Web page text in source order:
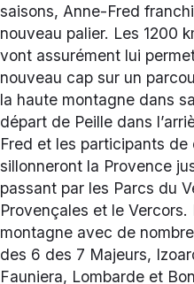
saisons, Anne-Fred
nouveau palier. Les 1200
vont assurément lui
nouveau cap sur un
la haute montagne dans
départ de Peille dans
Fred et les participants de
sillonneront la Provence
passant par les Parcs du
Provençales et le
montagne avec de
des 6 des 7 Majeurs,
Fauniera, Lombarde et